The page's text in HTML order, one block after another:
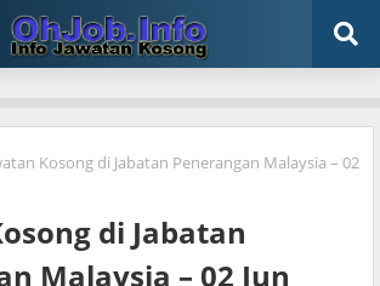
Kosong di Jabatan Penerangan Malaysia – 02
di Jabatan
Malaysia – 02 Jun